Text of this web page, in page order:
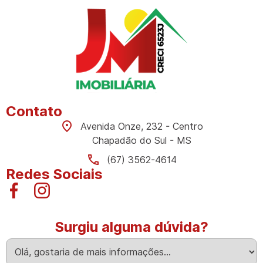
Contato
Avenida Onze, 232 - Centro
Chapadão do Sul - MS
(67) 3562-4614
Redes Sociais
Surgiu alguma dúvida?